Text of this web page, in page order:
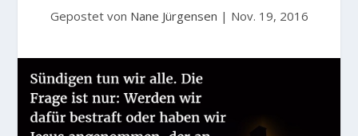
Gepostet von Nane Jürgensen | Nov. 19, 2016